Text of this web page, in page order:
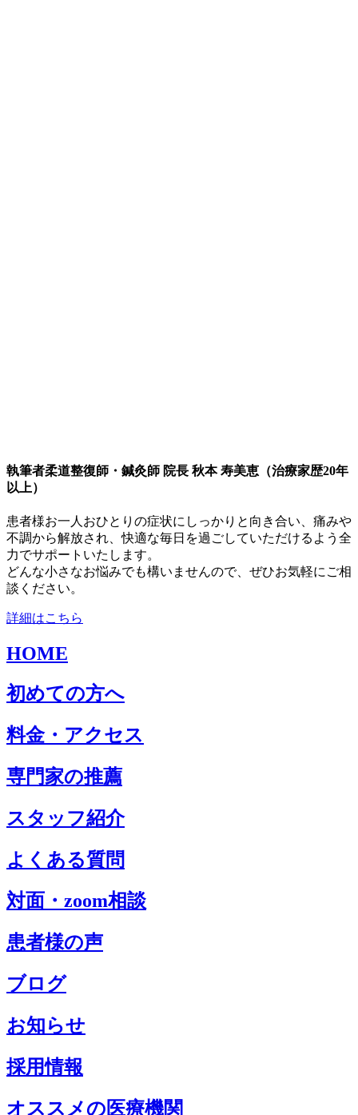
執筆者柔道整復師・鍼灸師 院長 秋本 寿美恵（治療家歴20年
以上）
患者様お一人おひとりの症状にしっかりと向き合い、痛みや
不調から解放され、快適な毎日を過ごしていただけるよう全
力でサポートいたします。
どんな小さなお悩みでも構いませんので、ぜひお気軽にご相
談ください。
詳細はこちら
HOME
初めての方へ
料金・アクセス
専門家の推薦
スタッフ紹介
よくある質問
対面・zoom相談
患者様の声
ブログ
お知らせ
採用情報
オススメの医療機関